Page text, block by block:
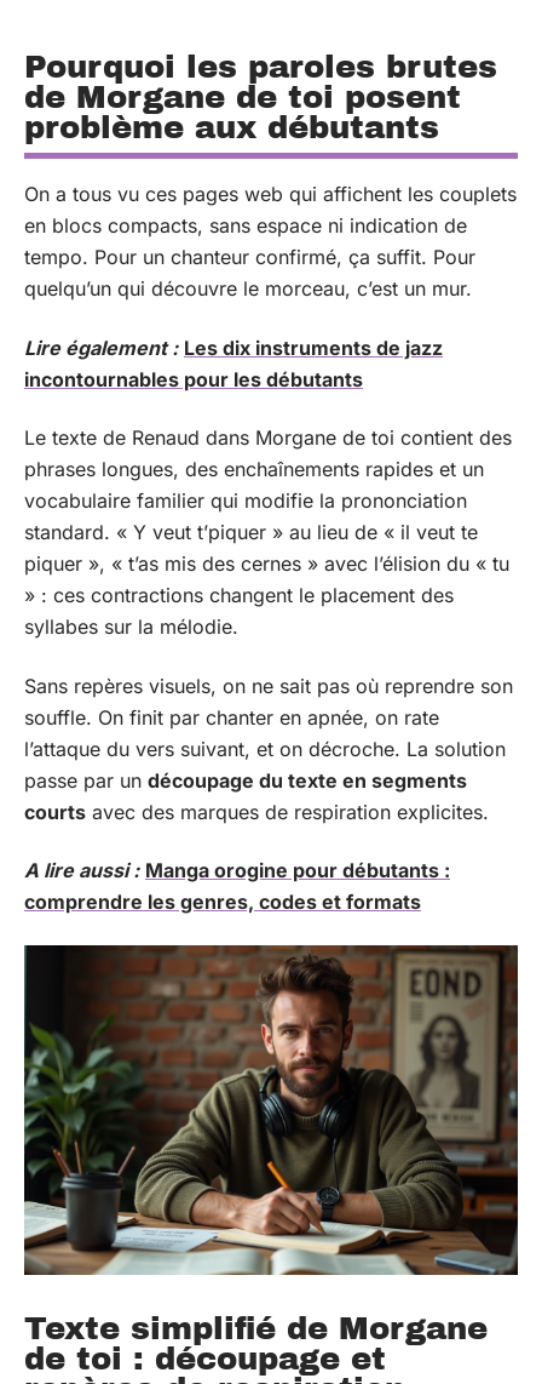
Pourquoi les paroles brutes
de Morgane de toi posent
problème aux débutants
On a tous vu ces pages web qui affichent les couplets
en blocs compacts, sans espace ni indication de
tempo. Pour un chanteur confirmé, ça suffit. Pour
quelqu’un qui découvre le morceau, c’est un mur.
Lire également : Les dix instruments de jazz
incontournables pour les débutants
Le texte de Renaud dans Morgane de toi contient des
phrases longues, des enchaînements rapides et un
vocabulaire familier qui modifie la prononciation
standard. « Y veut t’piquer » au lieu de « il veut te
piquer », « t’as mis des cernes » avec l’élision du « tu
» : ces contractions changent le placement des
syllabes sur la mélodie.
Sans repères visuels, on ne sait pas où reprendre son
souffle. On finit par chanter en apnée, on rate
l’attaque du vers suivant, et on décroche. La solution
passe par un découpage du texte en segments
courts avec des marques de respiration explicites.
A lire aussi : Manga orogine pour débutants :
comprendre les genres, codes et formats
Texte simplifié de Morgane
de toi : découpage et